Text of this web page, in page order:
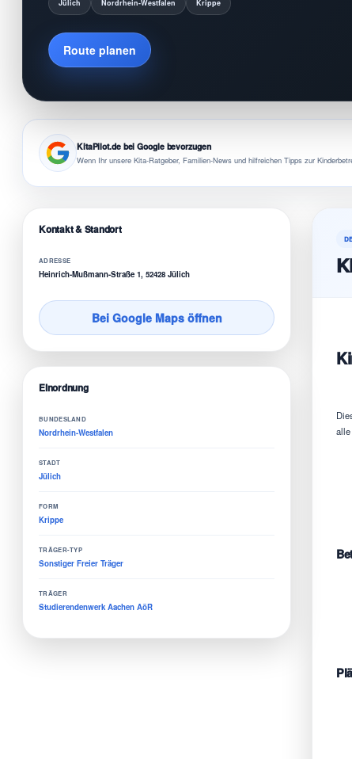
Jülich Nordrhein-Westfalen Krippe
Route planen
KitaPilot.de bei Google bevorzugen
Wenn Ihr unsere Kita-Ratgeber, Familien-News und hilfreichen Tipps zur
Kontakt & Standort
ADRESSE
Heinrich-Mußmann-Straße 1, 52428 Jülich
Bei Google Maps öffnen
Einordnung
BUNDESLAND
Nordrhein-Westfalen
STADT
Jülich
FORM
Krippe
TRÄGER-TYP
Sonstiger Freier Träger
TRÄGER
Studierendenwerk Aachen AöR
alle